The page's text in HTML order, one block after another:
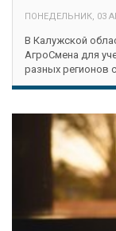
ПОНЕДЕЛЬНИК, 03
В Калужской
АгроСмена для
разных регионов